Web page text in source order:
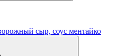
сыр, соус ментайко